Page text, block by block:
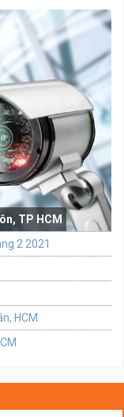
TP HCM
2 2021
HCM